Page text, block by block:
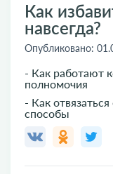
Как
навсегда?
Опубликовано:
- Как работают
полномочия
- Как
способы